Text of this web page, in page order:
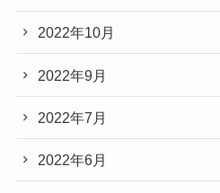
2022年10月
2022年9月
2022年7月
2022年6月